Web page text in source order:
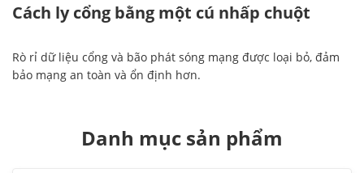
Cách ly cổng bằng một cú nhấp chuột
Rò rỉ dữ liệu cổng và bão phát sóng mạng được loại bỏ, đảm
bảo mạng an toàn và ổn định hơn.
Danh mục sản phẩm